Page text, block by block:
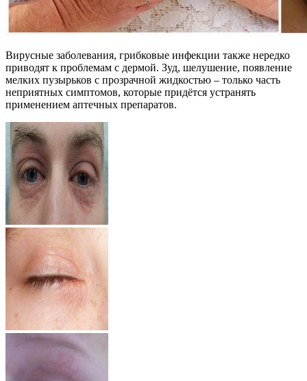
Вирусные заболевания, грибковые инфекции также нередко
приводят к проблемам с дермой. Зуд, шелушение, появление
мелких пузырьков с прозрачной жидкостью – только часть
неприятных симптомов, которые придётся устранять
применением аптечных препаратов.